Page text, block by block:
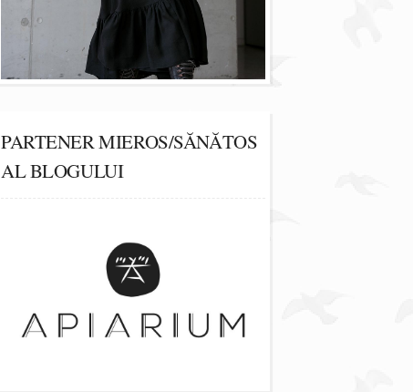
PARTENER MIEROS/SĂNĂTOS
AL BLOGULUI